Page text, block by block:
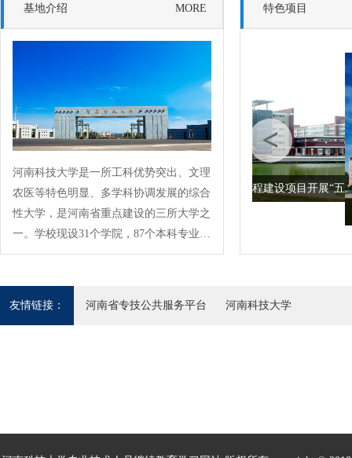
基地介绍 MORE
河南科技大学是一所工科优势突出、文理
农医等特色明显、多学科协调发展的综合
性大学，是河南省重点建设的三所大学之
一。学校现设31个学院，87个本科专业；
3个博士学位授权一级学科，12个博士学
特色项目
河南省重点工程建设项目开展“五
友情链接： 河南省专技公共服务平台 河南科技大学